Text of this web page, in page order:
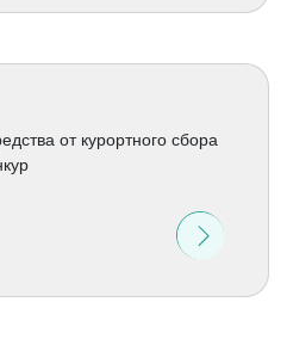
от курортного сбора